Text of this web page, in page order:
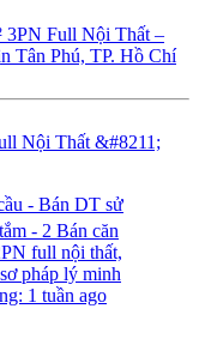
3PN Full Nội Thất –
Tân Phú, TP. Hồ Chí
- Bán DT sử
- 2 Bán căn
full nội thất,
pháp lý minh
1 tuần ago